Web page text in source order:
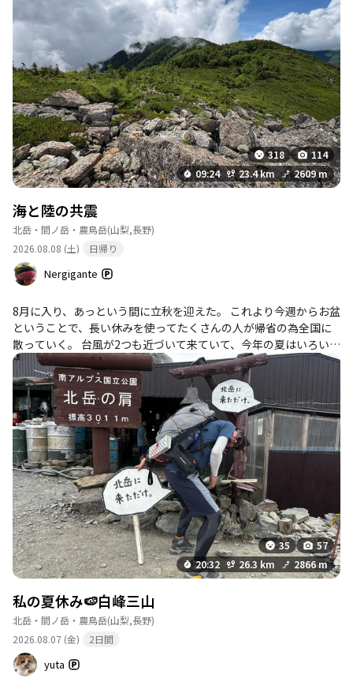
318
114
09:24
23.4 km 2609 m
海と陸の共震
北岳・間ノ岳・農鳥岳(山梨,長野)
2026.08.08 (土)
日帰り
Nergigante
8月に入り、あっという間に立秋を迎えた。 これより今週からお盆
ということで、長い休みを使ってたくさんの人が帰省の為全国に
散っていく。 台風が2つも近づいて来ていて、今年の夏はいろいろ
と手間がかかるこの頃…。 そんな中、ラギアクルスより何処か遊
びに行きたいと強請って来た。 何処が良さそうか迷っていた時、
前から考えていたとあるお山に手をつけようということになっ
た。 その名は、「笹山」。 山梨百名山に登っている人であれば、
だいたい知っていると思われるこのお山。 山梨百名山の四天王の
1柱に数えられているお山で、あまりにもきつすぎる行程から多く
の人に敬遠されて来た過去がある。 自分が山梨百名山四天王の存
在を知ったのは、一昨年の鋸岳攻略の時。 崩壊林道に始まり、連
続渡渉と荒れ果てたがれ場と樹林帯の急登、そして岩屑の痩せ尾
根...。 四天王の洗礼を悉く味わう事になった。 山梨県最難関の鋸
岳を筆頭に、 笊ヶ岳、笹山、鶏冠山の4座が四天王として選出さ
れている。 鋸岳のあと、去年に笊ヶ岳へ挑んだ。 壊れた登山道と
渡渉、遥か天空へ続く悍ましい急登に苦しめられた。 今年には春
先に鶏冠山へ挑んだ。 針で突き刺す様な凍てつく渡渉と靴擦れを
起こすほどの急登、そして絶望的な垂直登攀を要求される第3岩峰
で身も心も叩きのめされた。 紆余曲折の末、四天王のうち3座を
いつの間にか攻略していた。 いよいよ本日、残る1座...笹山へラギ
アクルス、タマミツネと共に挑むこととなった。 降り着いたの
は、夜明け前の奈良田温泉。 早速登り始める…。 奈良田温泉自体
は今回で3回目。 それもそのはず、白峰三山縦走にてここから出発
35
57
20:32
26.3 km 2866 m
私の夏休み🍉白峰三山
北岳・間ノ岳・農鳥岳(山梨,長野)
2026.08.07 (金)
2日間
yuta